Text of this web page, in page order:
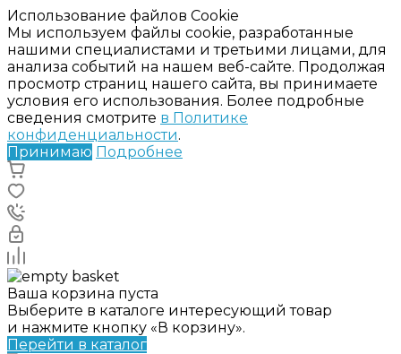
Использование файлов Cookie
Мы используем файлы cookie, разработанные
нашими специалистами и третьими лицами, для
анализа событий на нашем веб-сайте. Продолжая
просмотр страниц нашего сайта, вы принимаете
условия его использования. Более подробные
сведения смотрите в Политике
конфиденциальности.
Принимаю Подробнее
Ваша корзина пуста
Выберите в каталоге интересующий товар
и нажмите кнопку «В корзину».
Перейти в каталог